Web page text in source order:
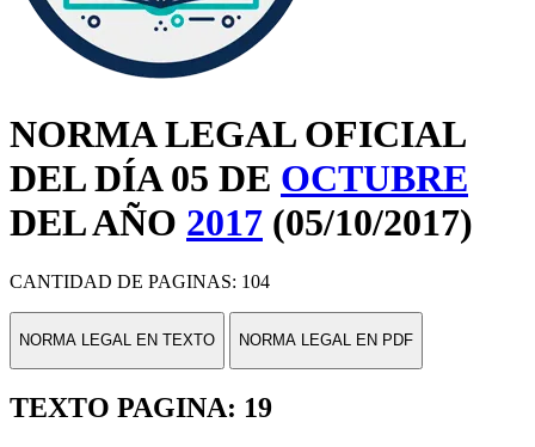
NORMA LEGAL OFICIAL
DEL DÍA 05 DE OCTUBRE
DEL AÑO 2017 (05/10/2017)
CANTIDAD DE PAGINAS: 104
NORMA LEGAL EN TEXTO NORMA LEGAL EN PDF
TEXTO PAGINA: 19